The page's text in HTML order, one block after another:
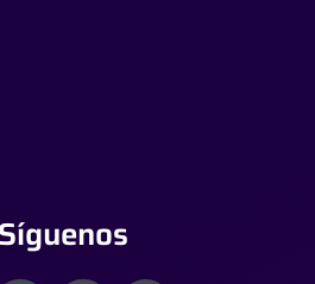
Síguenos